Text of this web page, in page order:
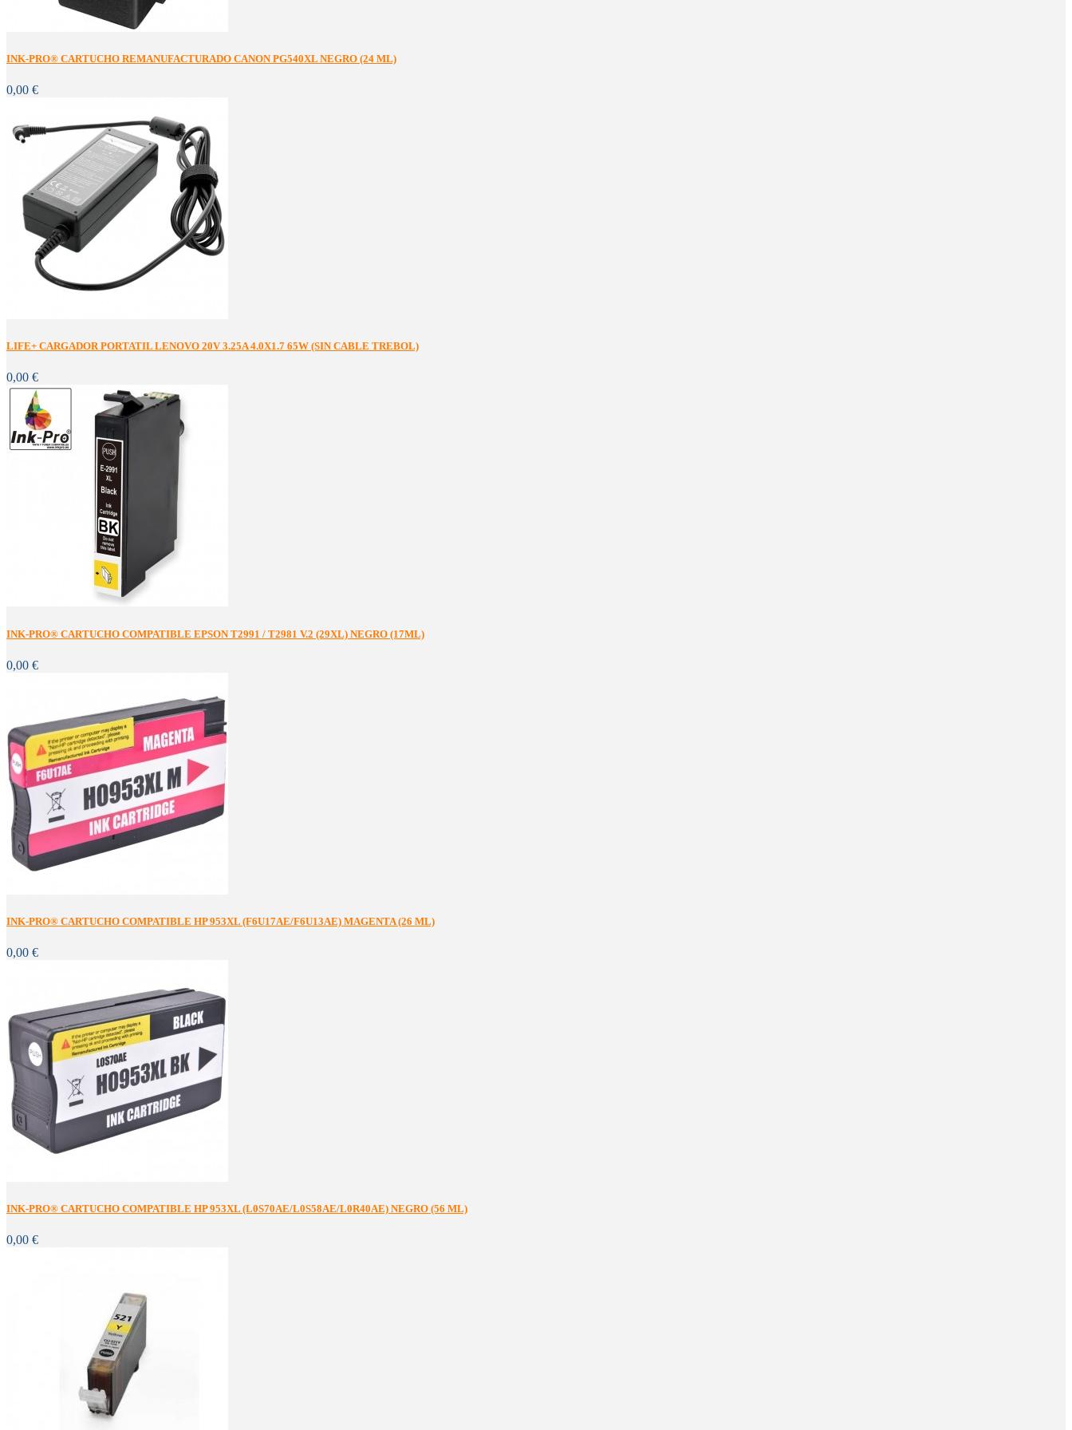
INK-PRO® CARTUCHO REMANUFACTURADO CANON PG540XL NEGRO (24 ML)
0,00 €
LIFE+ CARGADOR PORTATIL LENOVO 20V 3.25A 4.0X1.7 65W (SIN CABLE TREBOL)
0,00 €
INK-PRO® CARTUCHO COMPATIBLE EPSON T2991 / T2981 V.2 (29XL) NEGRO (17ML)
0,00 €
INK-PRO® CARTUCHO COMPATIBLE HP 953XL (F6U17AE/F6U13AE) MAGENTA (26 ML)
0,00 €
INK-PRO® CARTUCHO COMPATIBLE HP 953XL (L0S70AE/L0S58AE/L0R40AE) NEGRO (56 ML)
0,00 €